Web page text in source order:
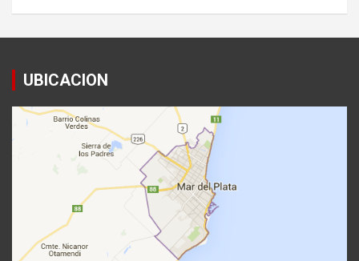
UBICACION